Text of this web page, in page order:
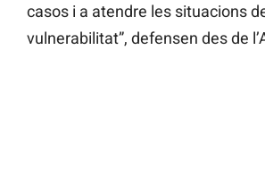
casos i a atendre les situacions
vulnerabilitat”, defensen des de